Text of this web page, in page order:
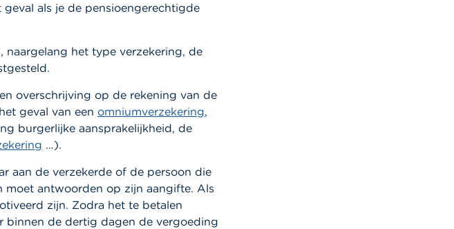
als je de pensioengerechtigde
naargelang het type verzekering, de
overschrijving op de rekening van de
geval van een omniumverzekering,
burgerlijke aansprakelijkheid, de
…).
aan de verzekerde of de persoon die
antwoorden op zijn aangifte. Als
zijn. Zodra het te betalen
binnen de dertig dagen de vergoeding